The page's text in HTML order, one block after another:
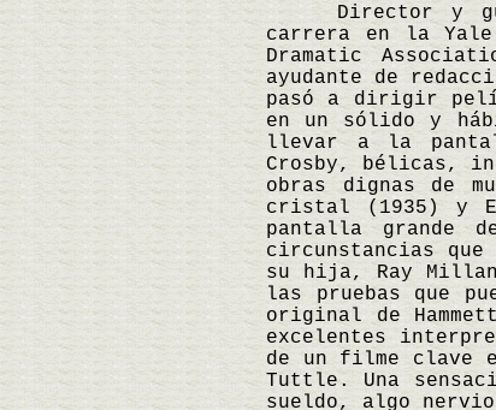
Director y
carrera en la
Dramatic
ayudante de
pasó a dirigir
en un sólido y
llevar a la
Crosby, bélicas,
obras dignas de
cristal (1935) y
pantalla grande
circunstancias
su hija, Ray
las pruebas que
original de
excelentes
de un filme clave
Tuttle. Una
sueldo, algo